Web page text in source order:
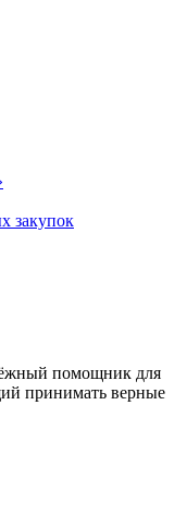
закупок
помощник для
принимать верные